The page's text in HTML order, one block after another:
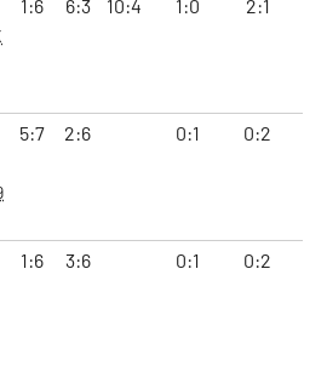
1:6 6:3 10:4 1:0 2:1
5:7 2:6 0:1 0:2
1:6 3:6 0:1 0:2